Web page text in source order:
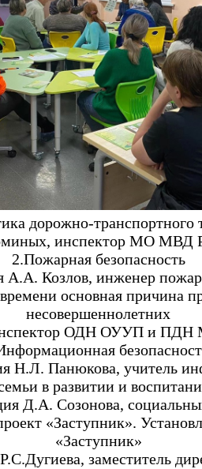
дорожно-транспортного
инспектор МО МВД
2.Пожарная безопасность
А.А. Козлов, инженер
основная причина
несовершеннолетних
ОДН ОУУП и ПДН
Н.Л. Панюкова, учитель
в развитии и
Д.А. Созонова,
«Заступник».
«Заступник»
заместитель